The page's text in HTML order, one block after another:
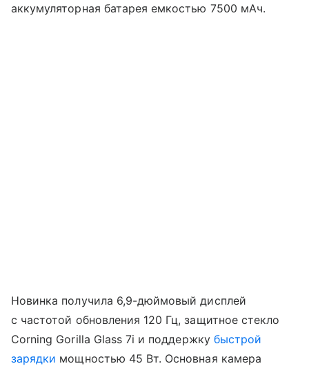
аккумуляторная батарея емкостью 7500 мАч.
Новинка получила 6,9-дюймовый дисплей
с частотой обновления 120 Гц, защитное стекло
Corning Gorilla Glass 7i и поддержку быстрой
зарядки мощностью 45 Вт. Основная камера